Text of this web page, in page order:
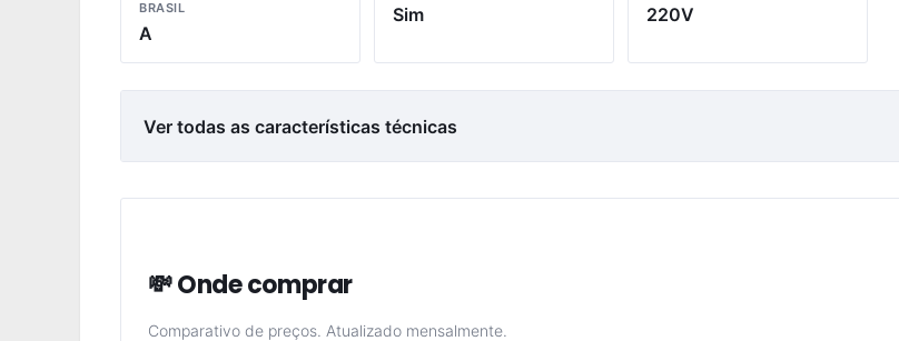
BRASIL
A
Sim 220V
Ver todas as características técnicas
💸 Onde comprar
Comparativo de preços. Atualizado mensalmente.